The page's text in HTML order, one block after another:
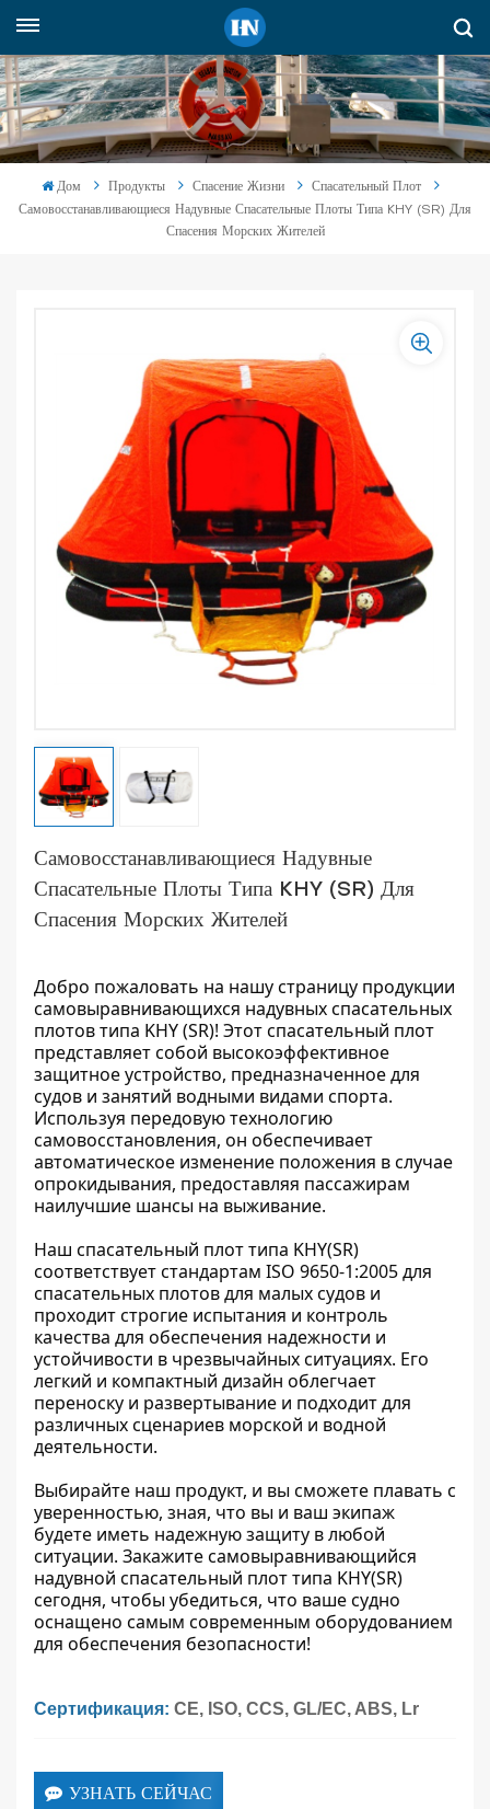
Русский
English
русский
español
Дом Продукты Спасение Жизни
Спасательный Плот
Самовосстанавливающиеся Надувные Спасательные Плоты Типа KHY (SR) Для
Спасения Морских Жителей
Самовосстанавливающиеся Надувные
Спасательные Плоты Типа KHY (SR) Для
Спасения Морских Жителей
Добро пожаловать на нашу страницу продукции
самовыравнивающихся надувных спасательных
плотов типа KHY (SR)! Этот спасательный плот
представляет собой высокоэффективное
защитное устройство, предназначенное для
судов и занятий водными видами спорта.
Используя передовую технологию
самовосстановления, он обеспечивает
автоматическое изменение положения в случае
опрокидывания, предоставляя пассажирам
наилучшие шансы на выживание.
Наш спасательный плот типа KHY(SR)
соответствует стандартам ISO 9650-1:2005 для
спасательных плотов для малых судов и
проходит строгие испытания и контроль
качества для обеспечения надежности и
устойчивости в чрезвычайных ситуациях. Его
легкий и компактный дизайн облегчает
переноску и развертывание и подходит для
различных сценариев морской и водной
деятельности.
Выбирайте наш продукт, и вы сможете плавать с
уверенностью, зная, что вы и ваш экипаж
будете иметь надежную защиту в любой
ситуации. Закажите самовыравнивающийся
надувной спасательный плот типа KHY(SR)
сегодня, чтобы убедиться, что ваше судно
оснащено самым современным оборудованием
для обеспечения безопасности!
Сертификация: CE, ISO, CCS, GL/EC, ABS, Lr
УЗНАТЬ СЕЙЧАС